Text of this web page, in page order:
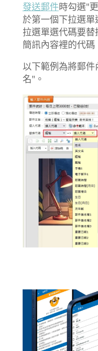
發送郵件時勾選"
於第一個下拉選
拉選單選代碼要
簡訊內容裡的代碼
以下範例為將郵
名"。